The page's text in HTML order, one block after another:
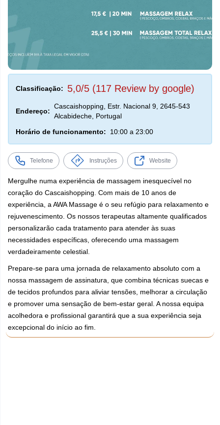
Classificação: 5,0/5 (117 Review by google)
Endereço:
Cascaishopping, Estr. Nacional 9, 2645-543
Alcabideche, Portugal
Horário de funcionamento:
10:00 a 23:00
Telefone Instruções Website
Mergulhe numa experiência de massagem inesquecível no
coração do Cascaishopping. Com mais de 10 anos de
experiência, a AWA Massage é o seu refúgio para relaxamento e
rejuvenescimento. Os nossos terapeutas altamente qualificados
personalizarão cada tratamento para atender às suas
necessidades específicas, oferecendo uma massagem
verdadeiramente celestial.
Prepare-se para uma jornada de relaxamento absoluto com a
nossa massagem de assinatura, que combina técnicas suecas e
de tecidos profundos para aliviar tensões, melhorar a circulação
e promover uma sensação de bem-estar geral. A nossa equipa
acolhedora e profissional garantirá que a sua experiência seja
excepcional do início ao fim.